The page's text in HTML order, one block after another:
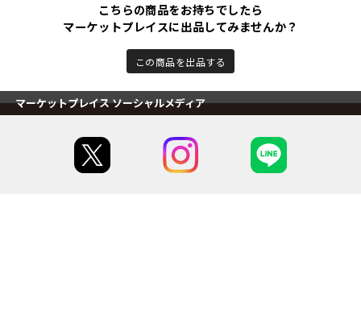
こちらの商品をお持ちでしたら
マーケットプレイスに出品してみませんか？
この商品を出品する
マーケットプレイス ソーシャルメディア